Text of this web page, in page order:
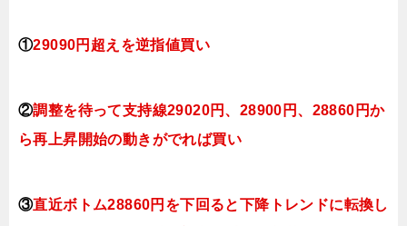
①29090円超えを逆指値買い
②調整を待って支持線29020円、28900円、28860円か
ら再上昇開始の動きがでれば買い
③直近ボトム28860円 を下回ると下降トレンドに転換し